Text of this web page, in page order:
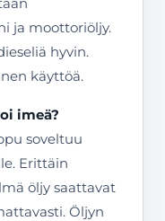
ja moottoriöljy.
hyvin.
käyttöä.
imeä?
soveltuu
Erittäin
öljy saattavat
Öljyn